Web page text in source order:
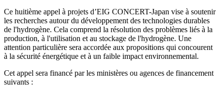
Ce huitième appel à projets d’EIG CONCERT-Japan vise à soutenir
les recherches autour du développement des technologies durables
de l'hydrogène. Cela comprend la résolution des problèmes liés à la
production, à l'utilisation et au stockage de l'hydrogène. Une
attention particulière sera accordée aux propositions qui concourent
à la sécurité énergétique et à un faible impact environnemental.
Cet appel sera financé par les ministères ou agences de financement
suivants :